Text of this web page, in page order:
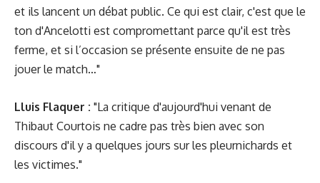
et ils lancent un débat public. Ce qui est clair, c'est que le
ton d'Ancelotti est compromettant parce qu'il est très
ferme, et si l’occasion se présente ensuite de ne pas
jouer le match…"
Lluis Flaquer : "La critique d'aujourd'hui venant de
Thibaut Courtois ne cadre pas très bien avec son
discours d'il y a quelques jours sur les pleurnichards et
les victimes."